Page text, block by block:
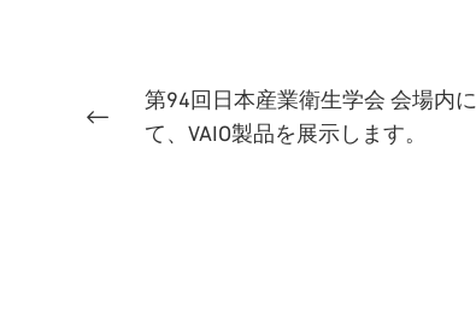
第94回日本産業衛生学会 会場内に
て、VAIO製品を展示します。